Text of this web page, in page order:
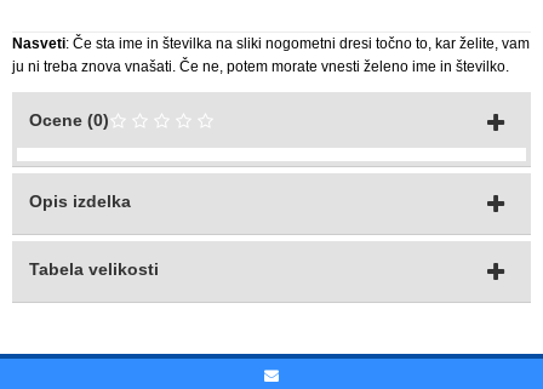
Nasveti: Če sta ime in številka na sliki nogometni dresi točno to, kar želite, vam
ju ni treba znova vnašati. Če ne, potem morate vnesti želeno ime in številko.
Ocene (0)
Opis izdelka
Tabela velikosti